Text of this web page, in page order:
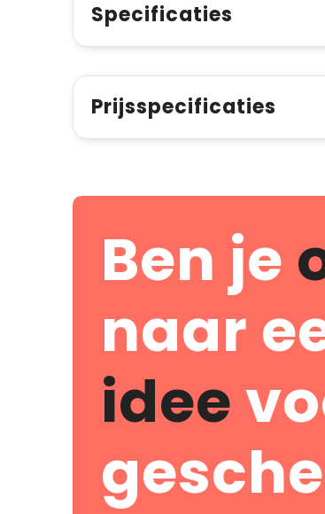
Specificaties
Prijsspecificaties
Ben je
naar
idee